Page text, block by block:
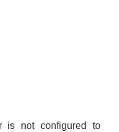
is not configured to